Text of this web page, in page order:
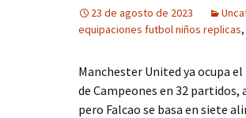
23 de agosto de 2023
equipaciones futbol niños replicas,
Manchester United ya ocupa
de Campeones en 32
pero Falcao se basa en siete